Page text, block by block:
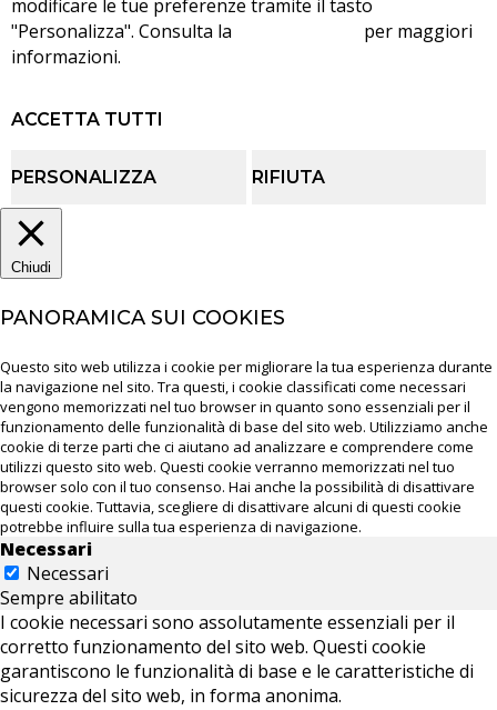
modificare le tue preferenze tramite il tasto
"Personalizza". Consulta la
per maggiori
informazioni.
ACCETTA TUTTI
PERSONALIZZA RIFIUTA
Chiudi
PANORAMICA SUI COOKIES
Questo sito web utilizza i cookie per migliorare la tua esperienza durante
la navigazione nel sito. Tra questi, i cookie classificati come necessari
vengono memorizzati nel tuo browser in quanto sono essenziali per il
funzionamento delle funzionalità di base del sito web. Utilizziamo anche
cookie di terze parti che ci aiutano ad analizzare e comprendere come
utilizzi questo sito web. Questi cookie verranno memorizzati nel tuo
browser solo con il tuo consenso. Hai anche la possibilità di disattivare
questi cookie. Tuttavia, scegliere di disattivare alcuni di questi cookie
potrebbe influire sulla tua esperienza di navigazione.
Necessari
Necessari
Sempre abilitato
I cookie necessari sono assolutamente essenziali per il
corretto funzionamento del sito web. Questi cookie
garantiscono le funzionalità di base e le caratteristiche di
sicurezza del sito web, in forma anonima.